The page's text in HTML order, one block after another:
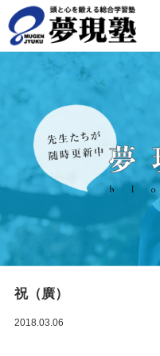
祝（廣）
2018.03.06